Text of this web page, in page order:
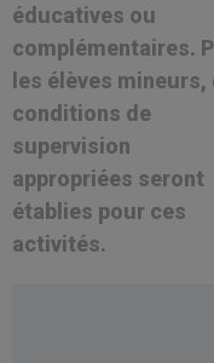
éducatives ou
complémentaires.
les élèves mineurs,
conditions de
supervision
appropriées seront
établies pour ces
activités.